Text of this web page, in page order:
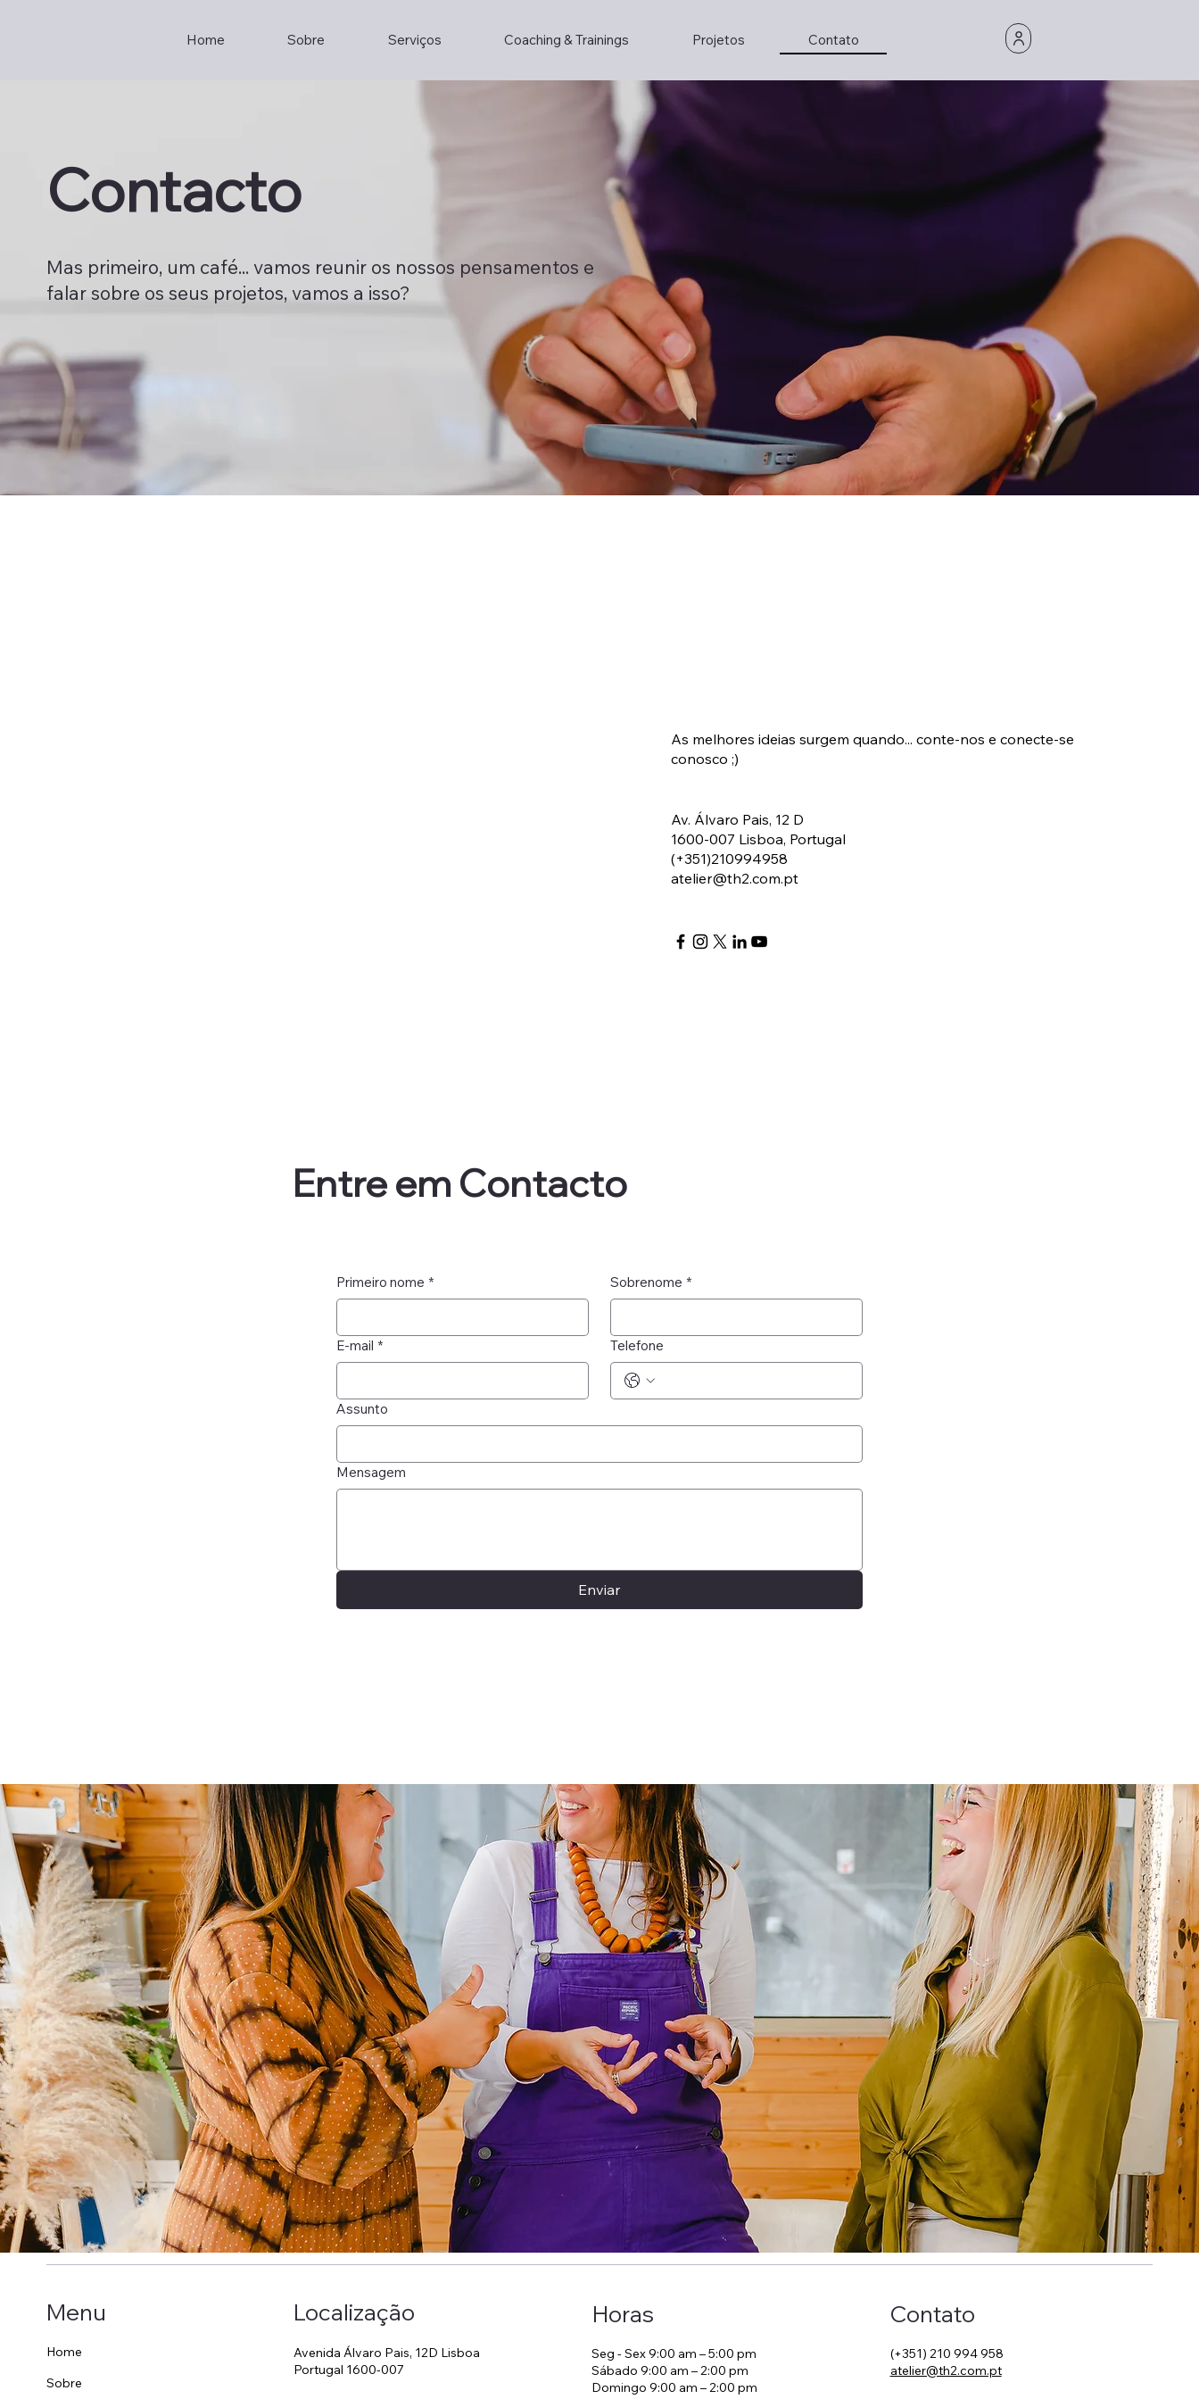
Home Sobre Serviços Coaching & Trainings Projetos Contato
Contacto
Mas primeiro, um café... vamos reunir os nossos pensamentos e
falar sobre os seus projetos, vamos a isso?
As melhores ideias surgem quando... conte-nos e conecte-se
conosco ;)
Av. Álvaro Pais, 12 D
1600-007 Lisboa, Portugal
(+351)210994958
atelier@th2.com.pt
Entre em Contacto
Primeiro nome * Sobrenome *
E-mail * Telefone
Assunto
Mensagem
Enviar
Menu
Home
Sobre
Localização
Avenida Álvaro Pais, 12D Lisboa
Portugal 1600-007
Horas
Seg - Sex 9:00 am – 5:00 pm
Sábado 9:00 am – 2:00 pm
Domingo 9:00 am – 2:00 pm
Contato
(+351) 210 994 958
atelier@th2.com.pt